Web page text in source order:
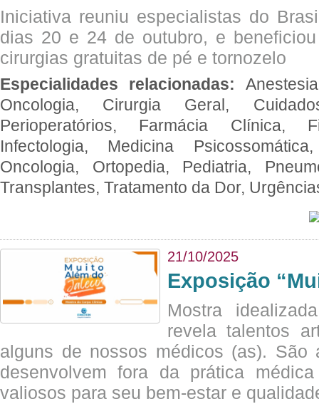
Iniciativa reuniu especialistas do
dias 20 e 24 de outubro, e
cirurgias gratuitas de pé e tornozelo
Especialidades relacionadas:
Oncologia, Cirurgia Geral,
Perioperatórios, Farmácia Clínica,
Infectologia, Medicina
Oncologia, Ortopedia, Pediatria,
Transplantes, Tratamento da Dor,
21/10/2025
Exposição
Mostra
revela talentos
alguns de nossos médicos (as). São
desenvolvem fora da prática
valiosos para seu bem-estar e